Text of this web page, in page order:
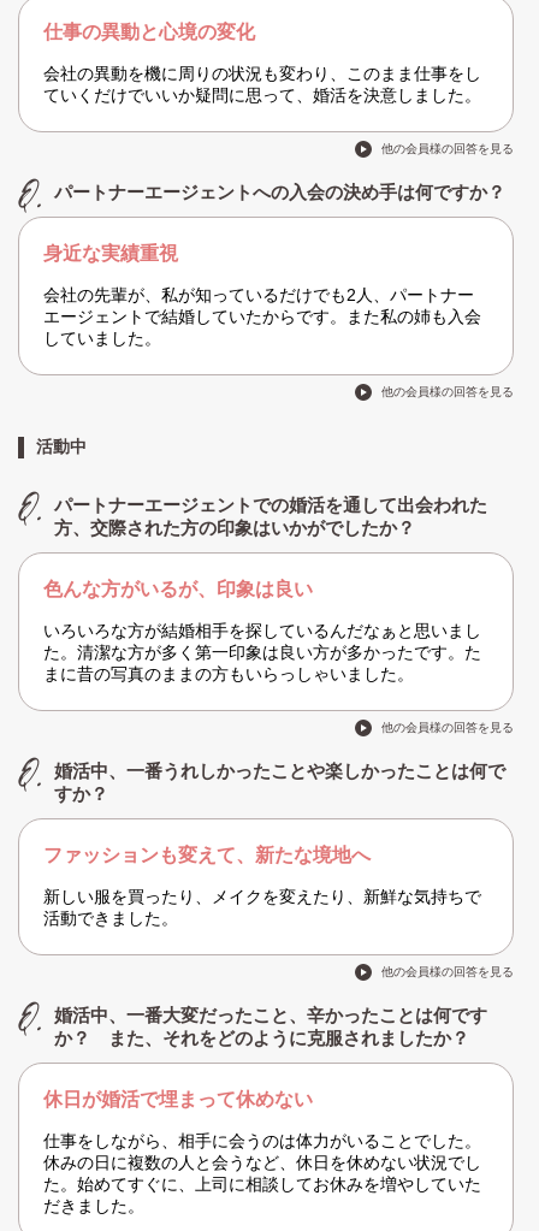
仕事の異動と心境の変化
会社の異動を機に周りの状況も変わり、このまま仕事をし
ていくだけでいいか疑問に思って、婚活を決意しました。
他の会員様の回答を見る
パートナーエージェントへの入会の決め手は何ですか？
身近な実績重視
会社の先輩が、私が知っているだけでも2人、パートナー
エージェントで結婚していたからです。また私の姉も入会
していました。
他の会員様の回答を見る
活動中
パートナーエージェントでの婚活を通して出会われた
方、交際された方の印象はいかがでしたか？
色んな方がいるが、印象は良い
いろいろな方が結婚相手を探しているんだなぁと思いまし
た。清潔な方が多く第一印象は良い方が多かったです。た
まに昔の写真のままの方もいらっしゃいました。
他の会員様の回答を見る
婚活中、一番うれしかったことや楽しかったことは何で
すか？
ファッションも変えて、新たな境地へ
新しい服を買ったり、メイクを変えたり、新鮮な気持ちで
活動できました。
他の会員様の回答を見る
婚活中、一番大変だったこと、辛かったことは何です
か？ また、それをどのように克服されましたか？
休日が婚活で埋まって休めない
仕事をしながら、相手に会うのは体力がいることでした。
休みの日に複数の人と会うなど、休日を休めない状況でし
た。始めてすぐに、上司に相談してお休みを増やしていた
だきました。